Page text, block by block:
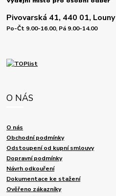
Pivovarská 41, 440 01, Louny
Po-Čt 9.00-16.00, Pá 9.00-14.00
O NÁS
O nás
Obchodní podmínky
Odstoupení od kupní smlouvy
Dopravní podmínky
Návrh odkouření
Dokumentace ke stažení
Ověřeno zákazníky